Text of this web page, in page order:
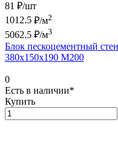
81 ₽/шт
1012.5 ₽/м2
5062.5 ₽/м3
Блок пескоцементный
380х150х190 М200
0
Есть в наличии*
Купить